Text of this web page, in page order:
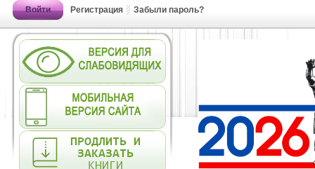
Войти Регистрация Забыли пароль?